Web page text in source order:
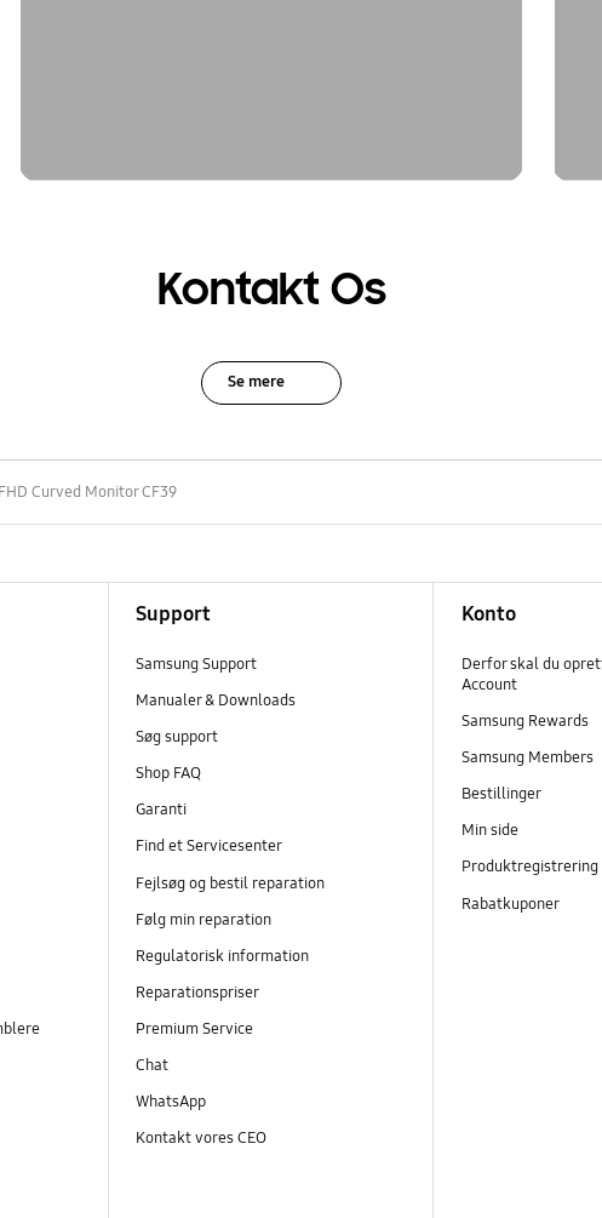
Kontakt Os
Se mere
Curved Monitor CF39
Support
Samsung Support
Manualer & Downloads
Søg support
Shop FAQ
Garanti
Find et Servicesenter
Fejlsøg og bestil reparation
Følg min reparation
Regulatorisk information
Reparationspriser
Premium Service
Chat
WhatsApp
Kontakt vores CEO
Konto
Derfor skal du
Account
Samsung Rewards
Samsung Members
Bestillinger
Min side
Produktregistrering
Rabatkuponer